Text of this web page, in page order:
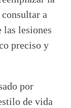
a
las lesiones
preciso y
por
de vida